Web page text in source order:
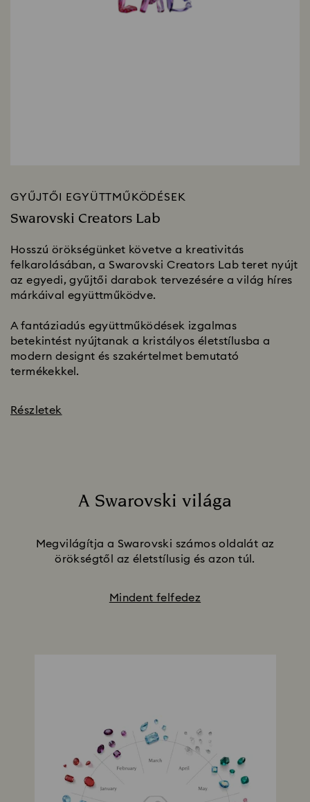
GYŰJTŐI EGYÜTTMŰKÖDÉSEK
Swarovski Creators Lab
Hosszú örökségünket követve a kreativitás
felkarolásában, a Swarovski Creators Lab teret nyújt
az egyedi, gyűjtői darabok tervezésére a világ híres
márkáival együttműködve.
A fantáziadús együttműködések izgalmas
betekintést nyújtanak a kristályos életstílusba a
modern designt és szakértelmet bemutató
termékekkel.
Részletek
A Swarovski világa
Megvilágítja a Swarovski számos oldalát az
örökségtől az életstílusig és azon túl.
Mindent felfedez